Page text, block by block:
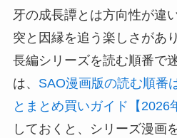
牙の成長譚とは方向性が違
突と因縁を追う楽しさがあ
長編シリーズを読む順番で
は、 SAO漫画版の読む順番
とまとめ買いガイド【2026
しておくと、シリーズ漫画